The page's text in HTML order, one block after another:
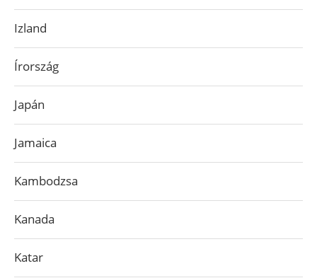
Izland
Írország
Japán
Jamaica
Kambodzsa
Kanada
Katar